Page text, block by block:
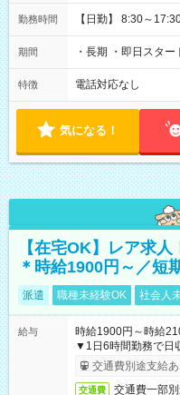
勤務時間 【日勤】 8:30～
期間 ・長期 ・即日スター
特徴 電話対応なし
気になる！
【在宅OK】レア求
＊時給1900円～／短
派遣 職種未経験OK 社会人
給与
時給1900円～時給
▼1日6時間勤務で日
交通費別途支給あ
交通費 交通費一部